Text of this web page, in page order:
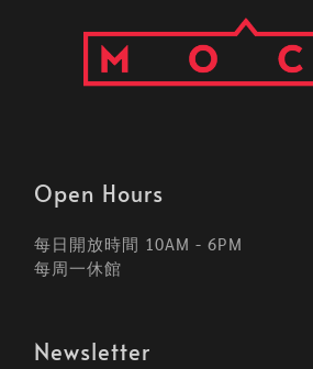
Open Hours
每日開放時間 10AM - 6PM
每周一休館
Newsletter